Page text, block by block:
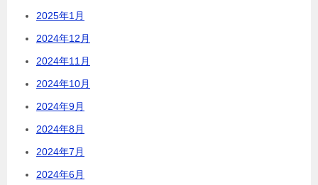
2025年1月
2024年12月
2024年11月
2024年10月
2024年9月
2024年8月
2024年7月
2024年6月